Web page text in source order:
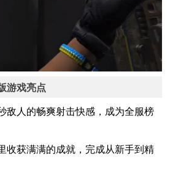
游戏亮点
敌人的畅爽射击快感，成为全服榜
收获满满的成就，完成从新手到精